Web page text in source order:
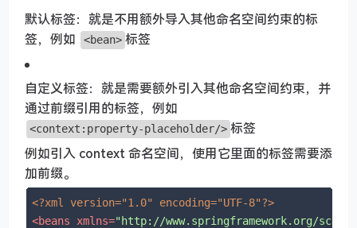
默认标签：就是不用额外导入其他命名空间约束的标
签，例如
<bean> 标签
自定义标签：就是需要额外引入其他命名空间约束，并
通过前缀引用的标签，例如
<context:property-placeholder/> 标签
例如引入 context 命名空间，使用它里面的标签需要添
加前缀。
<?xml version="1.0" encoding="UTF-8"?>
<beans xmlns="http://www.springframework.org/